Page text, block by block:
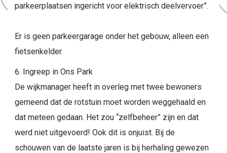
parkeerplaatsen ingericht voor elektrisch deelvervoer”.
Er is geen parkeergarage onder het gebouw, alleen een
fietsenkelder.
Ingreep in Ons Park
De wijkmanager heeft in overleg met twee bewoners
gemeend dat de rotstuin moet worden weggehaald en
dat meteen gedaan. Het zou “zelfbeheer” zijn en dat
werd niet uitgevoerd! Ook dit is onjuist. Bij de
schouwen van de laatste jaren is bij herhaling gewezen